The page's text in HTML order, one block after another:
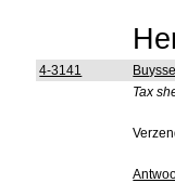
4-3141
Tax